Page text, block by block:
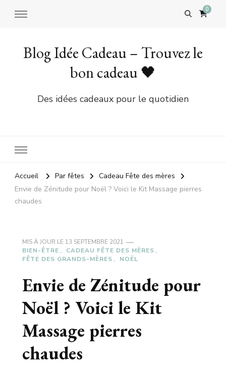
0
Blog Idée Cadeau – Trouvez le
bon cadeau 🖤
Des idées cadeaux pour le quotidien
Accueil Par fêtes
Cadeau Fête des mères
Envie de Zénitude pour Noël ? Voici le Kit Massage pierres
chaudes
MIS À JOUR LE 13 SEPTEMBRE 2021
BIEN-ÊTRE
CADEAU FÊTE DES MÈRES
FÊTE DES GRANDS-MÈRES
NOËL
Envie de Zénitude pour
Noël ? Voici le Kit
Massage pierres
chaudes